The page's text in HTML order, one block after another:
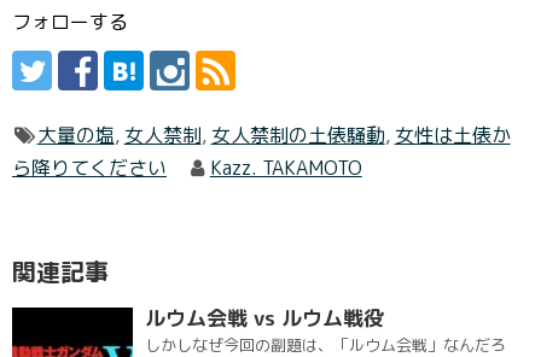
フォローする
大量の塩, 女人禁制, 女人禁制の土俵騒動, 女性は土俵か
ら降りてください
Kazz. TAKAMOTO
関連記事
ルウム会戦 vs ルウム戦役
しかしなぜ今回の副題は、「ルウム会戦」なんだろ